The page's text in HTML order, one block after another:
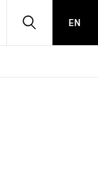
HLEDATEN